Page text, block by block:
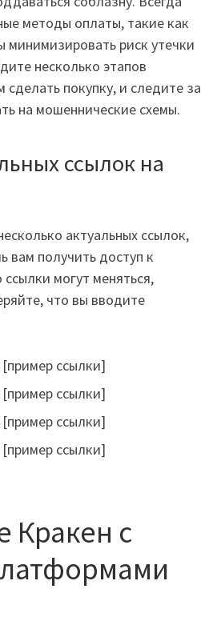
методы оплаты, такие как
риск утечки
несколько этапов
покупку, и следите за
на мошеннические схемы.
ссылок на
актуальных ссылок,
вам получить доступ к
могут меняться,
что вы вводите
ссылки]
ссылки]
ссылки]
ссылки]
Кракен с